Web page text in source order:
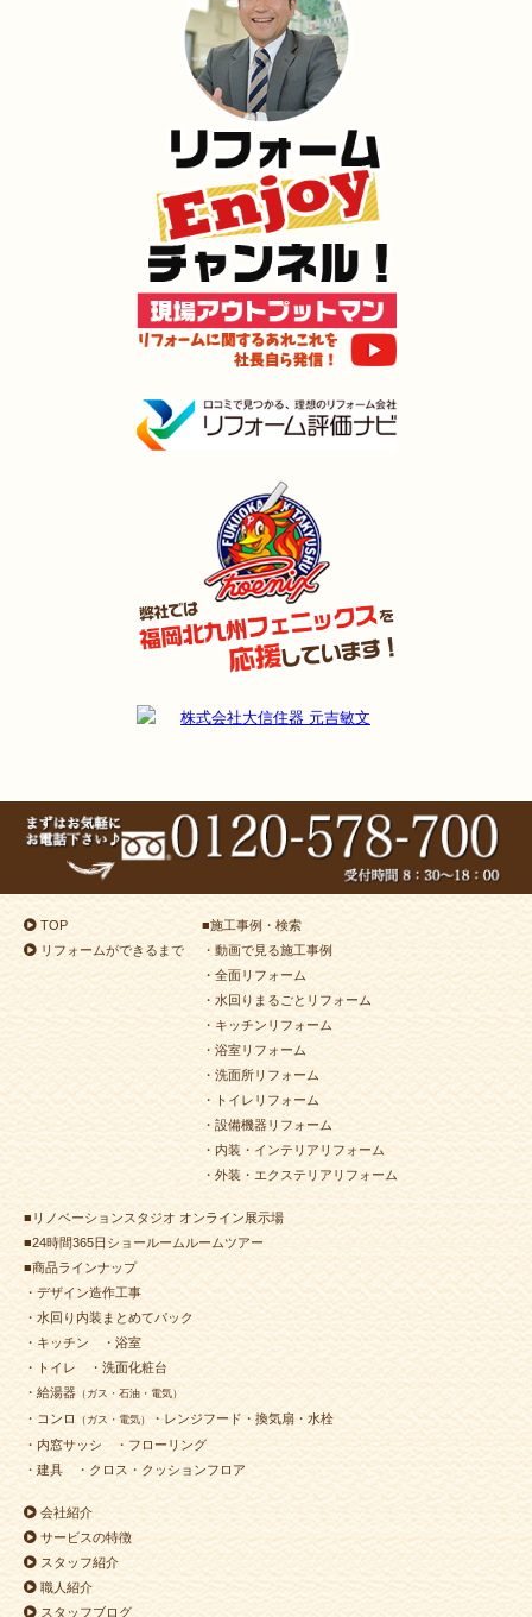
TOP
リフォームができるまで
■施工事例・検索
・動画で見る施工事例
・全面リフォーム
・水回りまるごとリフォーム
・キッチンリフォーム
・浴室リフォーム
・洗面所リフォーム
・トイレリフォーム
・設備機器リフォーム
・内装・インテリアリフォーム
・外装・エクステリアリフォーム
■リノベーションスタジオ オンライン展示場
■24時間365日ショールームルームツアー
■商品ラインナップ
・デザイン造作工事
・水回り内装まとめてパック
・キッチン
・浴室
・トイレ
・洗面化粧台
・給湯器 （ガス・石油・電気）
・コンロ （ガス・電気）・レンジフード・換気扇・水栓
・内窓サッシ
・フローリング
・建具
・クロス・クッションフロア
会社紹介
サービスの特徴
スタッフ紹介
職人紹介
スタッフブログ